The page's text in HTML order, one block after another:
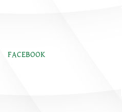
FACEBOOK